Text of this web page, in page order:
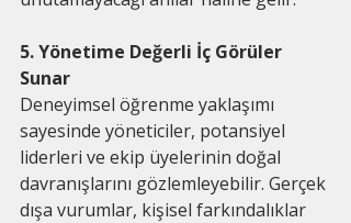
5. Yönetime Değerli İç Görüler
Sunar
Deneyimsel öğrenme yaklaşımı
sayesinde yöneticiler, potansiyel
liderleri ve ekip üyelerinin doğal
davranışlarını gözlemleyebilir. Gerçek
dışa vurumlar, kişisel farkındalıklar